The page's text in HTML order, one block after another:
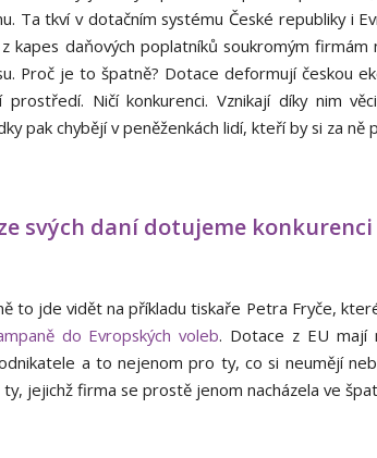
Ta tkví v dotačním systému České republiky i
kapes daňových poplatníků soukromým
Proč je to špatně? Dotace deformují českou
prostředí. Ničí konkurenci. Vznikají díky nim
pak chybějí v peněženkách lidí, kteří by si za ně
svých daní dotujeme konkurenci
to jde vidět na příkladu tiskaře Petra Fryče,
do Evropských voleb. Dotace z EU mají
a to nejenom pro ty, co si neumějí
jejichž firma se prostě jenom nacházela ve